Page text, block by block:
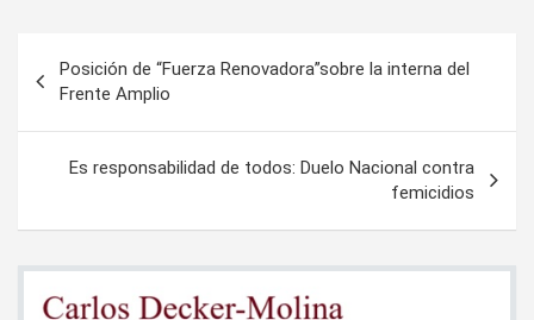
de
entradas
Posición de “Fuerza Renovadora”sobre la interna del
Frente Amplio
Es responsabilidad de todos: Duelo Nacional contra
femicidios